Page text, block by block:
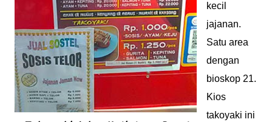
kecil
jajanan.
Satu area
dengan
bioskop 21.
Kios
takoyaki ini